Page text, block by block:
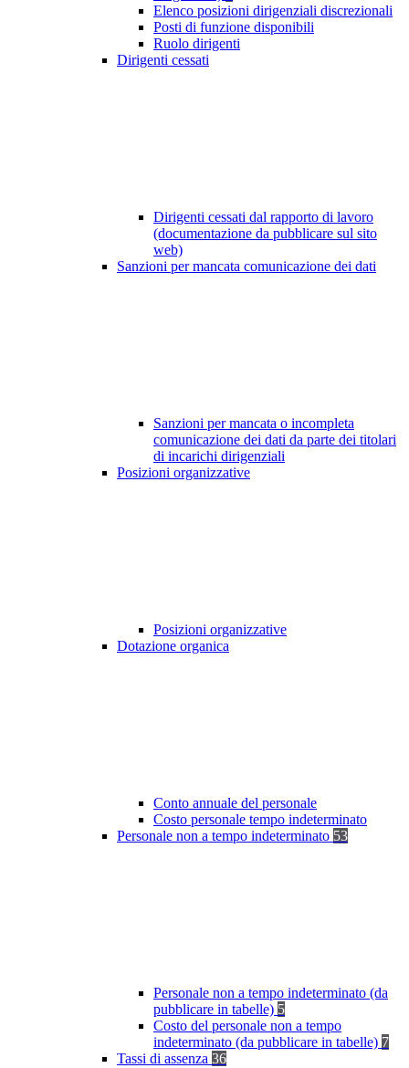
Elenco posizioni dirigenziali discrezionali
Posti di funzione disponibili
Ruolo dirigenti
Dirigenti cessati
Dirigenti cessati dal rapporto di lavoro
(documentazione da pubblicare sul sito
web)
Sanzioni per mancata comunicazione dei dati
Sanzioni per mancata o incompleta
comunicazione dei dati da parte dei titolari
di incarichi dirigenziali
Posizioni organizzative
Posizioni organizzative
Dotazione organica
Conto annuale del personale
Costo personale tempo indeterminato
Personale non a tempo indeterminato 53
Personale non a tempo indeterminato (da
pubblicare in tabelle) 5
Costo del personale non a tempo
indeterminato (da pubblicare in tabelle) 7
Tassi di assenza 36